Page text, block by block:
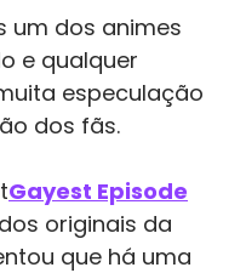
um dos animes
e qualquer
especulação
dos fãs.
Gayest Episode
originais da
que há uma